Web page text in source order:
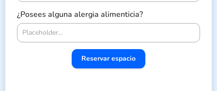
¿Posees alguna alergia alimenticia?
Reservar espacio